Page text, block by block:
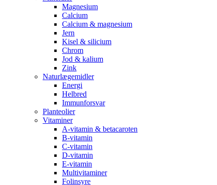
Magnesium
Calcium
Calcium & magnesium
Jern
Kisel & silicium
Chrom
Jod & kalium
Zink
Naturlægemidler
Energi
Helbred
Immunforsvar
Planteolier
Vitaminer
A-vitamin & betacaroten
B-vitamin
C-vitamin
D-vitamin
E-vitamin
Multivitaminer
Folinsyre